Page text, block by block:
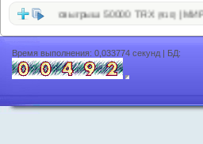
(589)|Розыгрыш 50000 TRX(910)|
Время выполнения: 0,033774 секунд | БД: